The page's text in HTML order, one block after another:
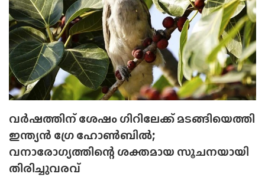
വർഷത്തിന് ശേഷം ഗിറിലേക്ക് മടങ്ങിയെത്തി
ഇന്ത്യൻ ഗ്രേ ഹോൺബിൽ;
വനാരോഗ്യത്തിന്റെ ശക്തമായ സൂചനയായി
തിരിച്ചുവരവ്